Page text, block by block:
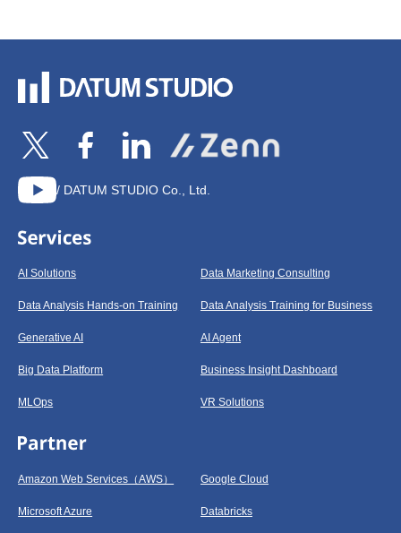
/ DATUM STUDIO Co., Ltd.
AI Solutions Data Marketing Consulting
Data Analysis Hands-on Training Data Analysis Training for Business
Generative AI AI Agent
Big Data Platform Business Insight Dashboard
MLOps VR Solutions
Amazon Web Services（AWS） Google Cloud
Microsoft Azure Databricks